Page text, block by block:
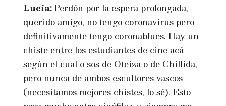
Lucía:Perdón por la espera prolongada,
querido amigo, no tengo coronavirus pero
definitivamente tengo coronablues. Hay un
chiste entre los estudiantes de cine acá
según el cual o sos de Oteiza o de Chillida,
pero nunca de ambos escultores vascos
(necesitamos mejores chistes, lo sé). Esto